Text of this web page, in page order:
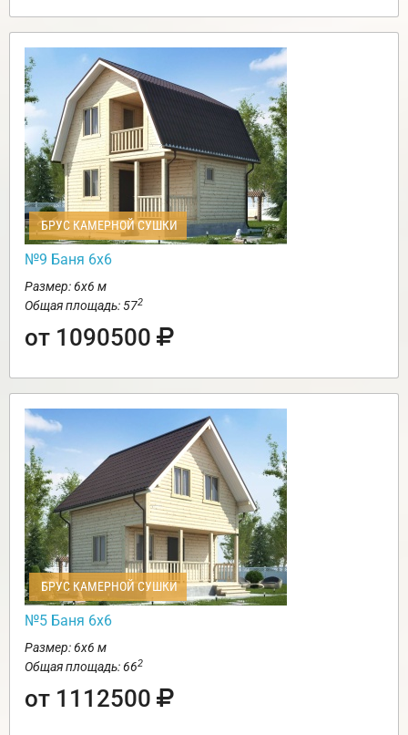
БРУС КАМЕРНОЙ СУШКИ
№9 Баня 6х6
Размер: 6х6 м
Общая площадь: 572
от 1090500
БРУС КАМЕРНОЙ СУШКИ
№5 Баня 6х6
Размер: 6х6 м
Общая площадь: 662
от 1112500